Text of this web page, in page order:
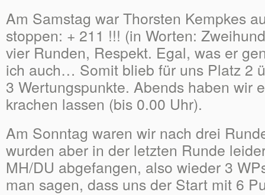
Am Samstag war Thorsten Kempkes
stoppen: + 211 !!! (in Worten:
vier Runden, Respekt. Egal, was er
ich auch… Somit blieb für uns Platz 2
3 Wertungspunkte. Abends haben wir
krachen lassen (bis 0.00 Uhr).
Am Sonntag waren wir nach drei
wurden aber in der letzten Runde
MH/DU abgefangen, also wieder 3
man sagen, dass uns der Start mit 6